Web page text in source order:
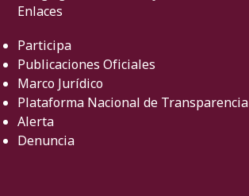
Enlaces
Participa
Publicaciones Oficiales
Marco Jurídico
Plataforma Nacional de Transparencia
Alerta
Denuncia